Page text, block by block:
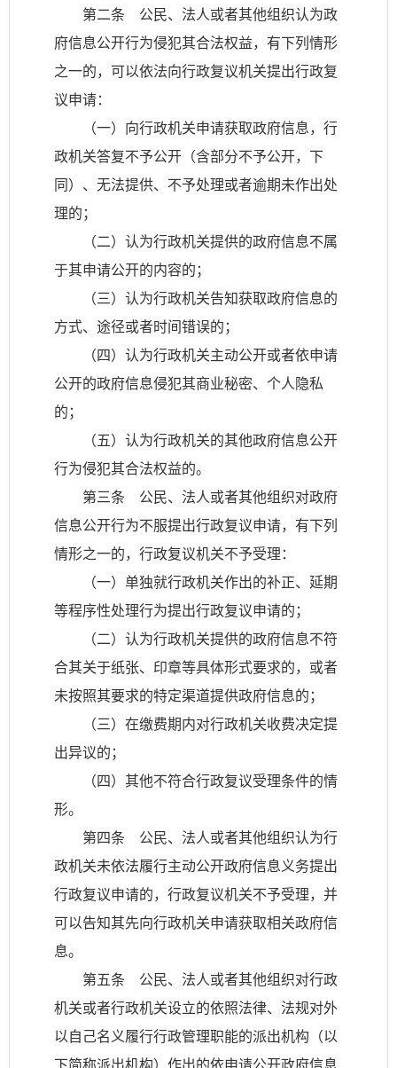
第二条 公民、法人或者其他组织认为政
府信息公开行为侵犯其合法权益，有下列情形
之一的，可以依法向行政复议机关提出行政复
议申请：
（一）向行政机关申请获取政府信息，行
政机关答复不予公开（含部分不予公开，下
同）、无法提供、不予处理或者逾期未作出处
理的；
（二）认为行政机关提供的政府信息不属
于其申请公开的内容的；
（三）认为行政机关告知获取政府信息的
方式、途径或者时间错误的；
（四）认为行政机关主动公开或者依申请
公开的政府信息侵犯其商业秘密、个人隐私
的；
（五）认为行政机关的其他政府信息公开
行为侵犯其合法权益的。
第三条 公民、法人或者其他组织对政府
信息公开行为不服提出行政复议申请，有下列
情形之一的，行政复议机关不予受理：
（一）单独就行政机关作出的补正、延期
等程序性处理行为提出行政复议申请的；
（二）认为行政机关提供的政府信息不符
合其关于纸张、印章等具体形式要求的，或者
未按照其要求的特定渠道提供政府信息的；
（三）在缴费期内对行政机关收费决定提
出异议的；
（四）其他不符合行政复议受理条件的情
形。
第四条 公民、法人或者其他组织认为行
政机关未依法履行主动公开政府信息义务提出
行政复议申请的，行政复议机关不予受理，并
可以告知其先向行政机关申请获取相关政府信
息。
第五条 公民、法人或者其他组织对行政
机关或者行政机关设立的依照法律、法规对外
以自己名义履行行政管理职能的派出机构（以
下简称派出机构）作出的依申请公开政府信息